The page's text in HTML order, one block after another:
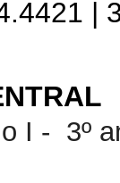
|
I - 3º